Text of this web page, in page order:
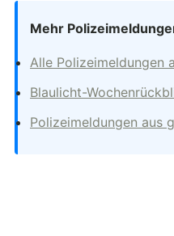
Mehr
Alle Polizeimeldungen
Blaulicht-
Polizeimeldungen aus